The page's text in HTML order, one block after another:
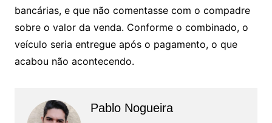
bancárias, e que não comentasse com o compadre
sobre o valor da venda. Conforme o combinado, o
veículo seria entregue após o pagamento, o que
acabou não acontecendo.
Pablo Nogueira